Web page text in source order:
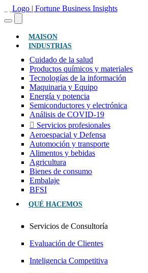
MAISON(ACTUAL)
INDUSTRIAS
Cuidado de la salud
Productos químicos y materiales
Tecnologías de la información
Maquinaria y Equipo
Energía y potencia
Semiconductores y electrónica
Análisis de COVID-19
Servicios profesionales
Aeroespacial y Defensa
Automoción y transporte
Alimentos y bebidas
Agricultura
Bienes de consumo
Embalaje
BFSI
QUÉ HACEMOS
Servicios de Consultoría
Evaluación de Clientes
Inteligencia Competitiva